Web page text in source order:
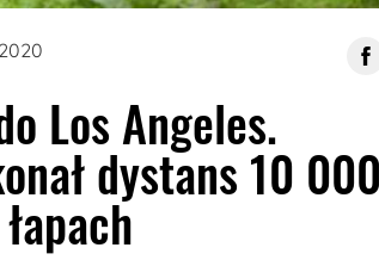
Los Angeles.
dystans 10 000